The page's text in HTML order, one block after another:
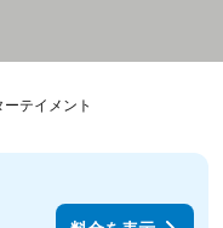
テイメント